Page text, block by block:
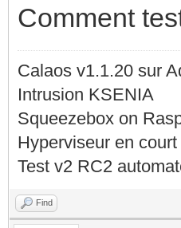
Comment
Calaos v1.1.20 sur
Intrusion KSENIA
Squeezebox on
Hyperviseur en
Test v2 RC2
Find